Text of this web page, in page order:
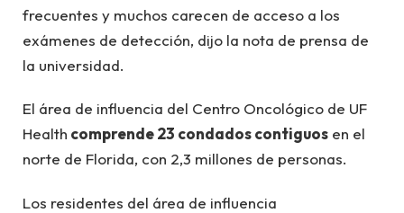
frecuentes y muchos carecen de acceso a los
exámenes de detección, dijo la nota de prensa de
la universidad.
El área de influencia del Centro Oncológico de UF
Health comprende 23 condados contiguos en el
norte de Florida, con 2,3 millones de personas.
Los residentes del área de influencia